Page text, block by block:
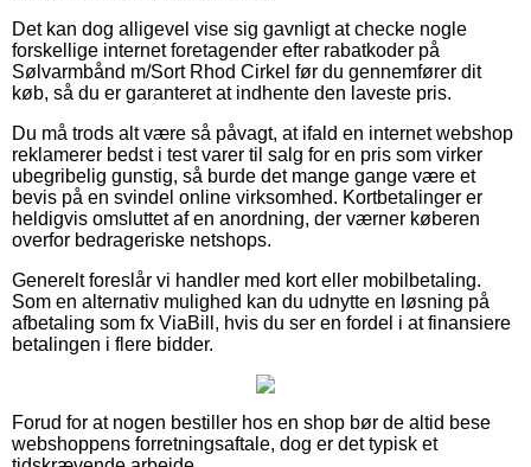
Det kan dog alligevel vise sig gavnligt at checke nogle
forskellige internet foretagender efter rabatkoder på
Sølvarmbånd m/Sort Rhod Cirkel før du gennemfører dit
køb, så du er garanteret at indhente den laveste pris.
Du må trods alt være så påvagt, at ifald en internet webshop
reklamerer bedst i test varer til salg for en pris som virker
ubegribelig gunstig, så burde det mange gange være et
bevis på en svindel online virksomhed. Kortbetalinger er
heldigvis omsluttet af en anordning, der værner køberen
overfor bedrageriske netshops.
Generelt foreslår vi handler med kort eller mobilbetaling.
Som en alternativ mulighed kan du udnytte en løsning på
afbetaling som fx ViaBill, hvis du ser en fordel i at finansiere
betalingen i flere bidder.
Forud for at nogen bestiller hos en shop bør de altid bese
webshoppens forretningsaftale, dog er det typisk et